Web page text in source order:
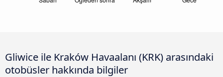
Gliwice ile Kraków Havaalanı (KRK) arasındaki
otobüsler hakkında bilgiler